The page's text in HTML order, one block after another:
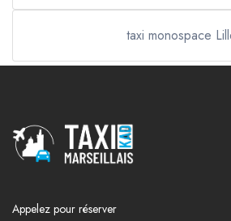
taxi monospace
Appelez pour réserver